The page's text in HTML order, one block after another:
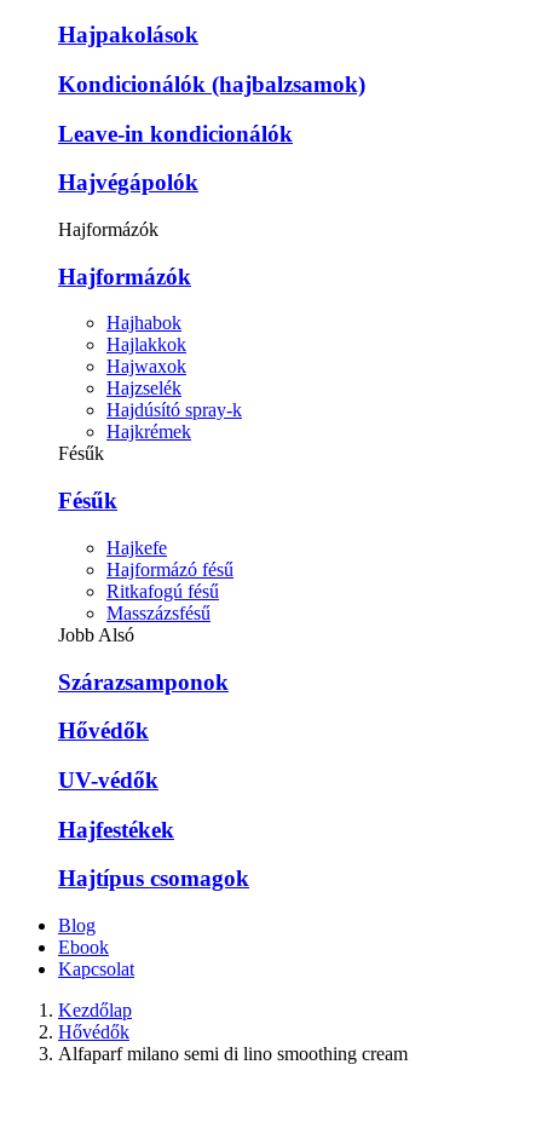
Hajpakolások
Kondicionálók (hajbalzsamok)
Leave-in kondicionálók
Hajvégápolók
Hajformázók
Hajformázók
Hajhabok
Hajlakkok
Hajwaxok
Hajzselék
Hajdúsító spray-k
Hajkrémek
Fésűk
Fésűk
Hajkefe
Hajformázó fésű
Ritkafogú fésű
Masszázsfésű
Jobb Alsó
Szárazsamponok
Hővédők
UV-védők
Hajfestékek
Hajtípus csomagok
Blog
Ebook
Kapcsolat
Kezdőlap
Hővédők
Alfaparf milano semi di lino smoothing cream